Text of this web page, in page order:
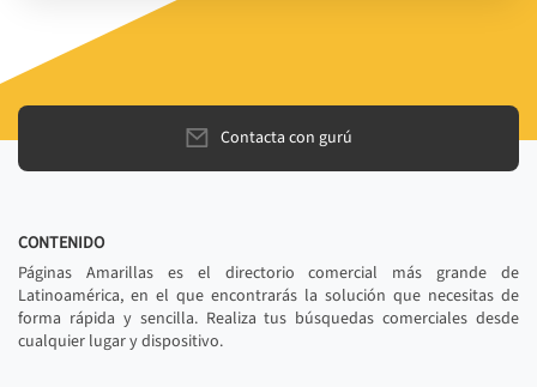
Contacta con gurú
CONTENIDO
Páginas Amarillas es el directorio comercial más grande de
Latinoamérica, en el que encontrarás la solución que necesitas de
forma rápida y sencilla. Realiza tus búsquedas comerciales desde
cualquier lugar y dispositivo.